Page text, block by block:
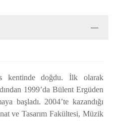
kentinde doğdu. İlk olarak
1999’da Bülent Ergüden
başladı. 2004’te kazandığı
ve Tasarım Fakültesi, Müzik